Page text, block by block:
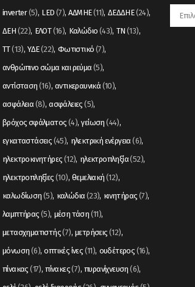
inverter(5) LED (7) ΑΔΜΗΕ(11) ΔΕΔΔΗΕ(24)
ΔΕΗ (22) ΕΛΟΤ(16) Καλώδιο (43) ΤΝ (13)
ΤΤ(13) ΥΔΕ(22) Φωτιστικό (7)
ανθρώπινο σώμα και ρεύμα (5)
αντίσταση (16) αντικεραυνικά (10)
ασφάλεια (8) ασφάλειες (5)
βρόχος σφάλματος (4) γείωση (44)
εγκαταστάσεις (45) ηλεκτρική ενέργεια (6)
ηλεκτροκινητήρες (12) ηλεκτροπληξία(52)
ηλεκτροπληξίες (10) θεμελιακή (12)
καλωδίωση (5) καλώδια (23) κινητήρας (7)
λαμπτήρας (5) μέση τάση (11)
μετασχηματιστής(7) μετρήσεις (12)
μόνωση (6) οπτικές ίνες (11) ουδέτερος (16)
πίνακας (17) πίνακες(7) πυρανίχνευση (6)